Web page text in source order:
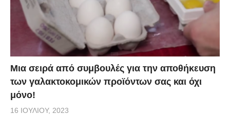
Mια σειρά από συμβουλές για την αποθήκευση
των γαλακτοκομικών προϊόντων σας και όχι
μόνο!
16 ΙΟΥΛΊΟΥ, 2023